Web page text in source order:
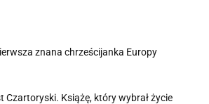
znana chrześcijanka Europy
Czartoryski. Książę, który wybrał życie